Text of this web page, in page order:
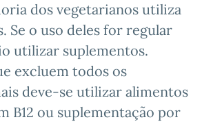
dos vegetarianos utiliza
Se o uso deles for regular
utilizar suplementos.
excluem todos os
deve-se utilizar alimentos
B12 ou suplementação por